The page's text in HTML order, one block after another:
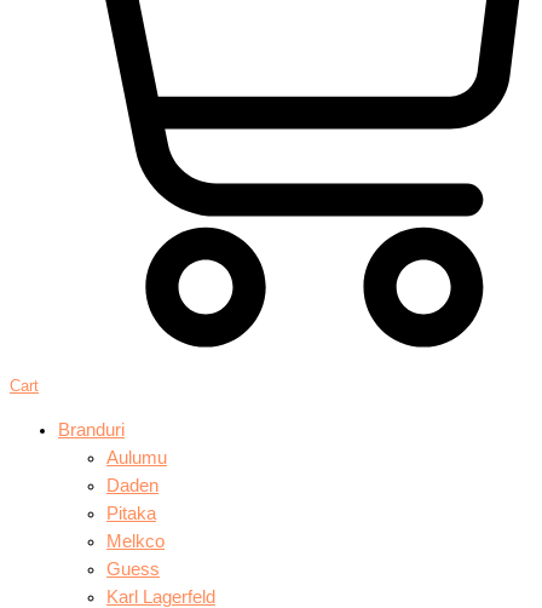
Cart
Branduri
Aulumu
Daden
Pitaka
Melkco
Guess
Karl Lagerfeld